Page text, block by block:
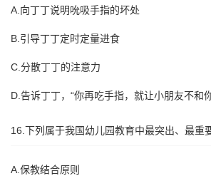
A.向丁丁说明吮吸手指的坏处
B.引导丁丁定时定量进食
C.分散丁丁的注意力
D.告诉丁丁，“你再吃手指，就让小朋友不和
16.下列属于我国幼儿园教育中最突出、最重
A.保教结合原则